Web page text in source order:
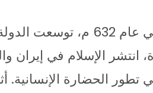
بعد وفاة النبي محمد
انتشر الإسلام في إيران
الحضارة الإنسانية.